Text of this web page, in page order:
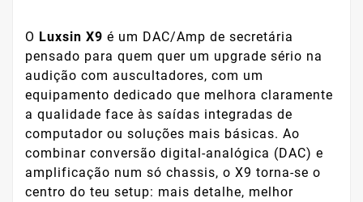
O Luxsin X9 é um DAC/Amp de secretária
pensado para quem quer um upgrade sério na
audição com auscultadores, com um
equipamento dedicado que melhora claramente
a qualidade face às saídas integradas de
computador ou soluções mais básicas. Ao
combinar conversão digital-analógica (DAC) e
amplificação num só chassis, o X9 torna-se o
centro do teu setup: mais detalhe, melhor